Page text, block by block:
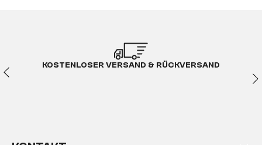
KOSTENLOSER VERSAND & RÜCKVERSAND